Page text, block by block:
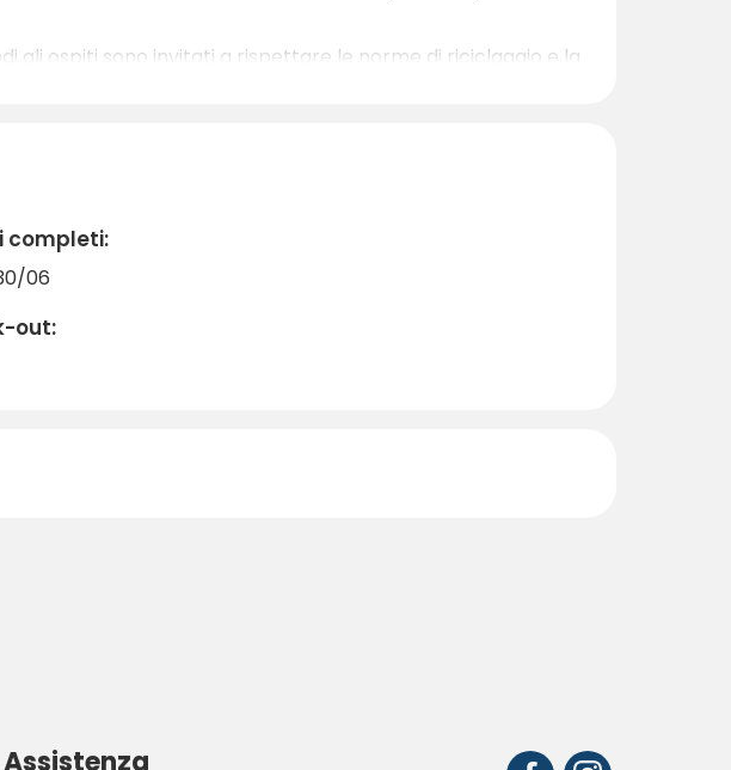
gli ospiti sono invitati a rispettare le norme di riciclaggio e la
La Naranja, dove natura e comfort si uniscono per
completi:
06
out:
Assistenza